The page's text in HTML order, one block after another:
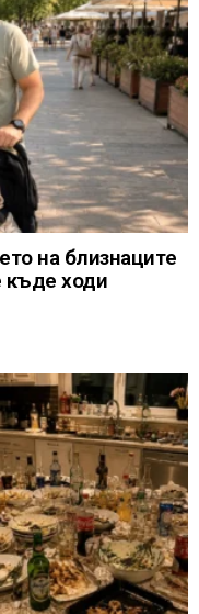
на близнаците
къде ходи